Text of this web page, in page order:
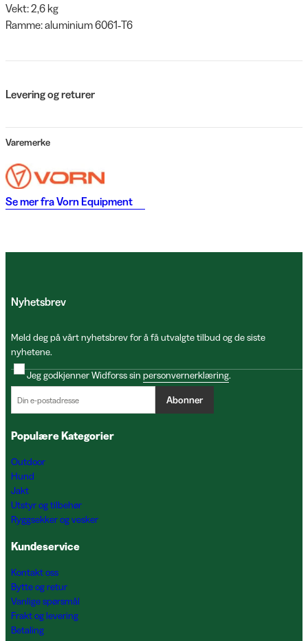
Vekt: 2,6 kg
Ramme: aluminium 6061‑T6
Levering og returer
Varemerke
Se mer fraVorn Equipment
Nyhetsbrev
Meld deg på vårt nyhetsbrev for å få utvalgte tilbud og de siste
nyhetene.
Jeg godkjenner Widforss sin personvernerklæring.
Abonner
Populære Kategorier
Outdoor
Hund
Jakt
Utstyr og tilbehør
Ryggsekker og vesker
Kundeservice
Kontakt oss
Bytte og retur
Vanlige spørsmål
Frakt og levering
Betaling